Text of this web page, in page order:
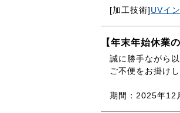
[加工技術]UVイ
【年末年始休業
誠に勝手ながら以
ご不便をお掛けし
期間：2025年12